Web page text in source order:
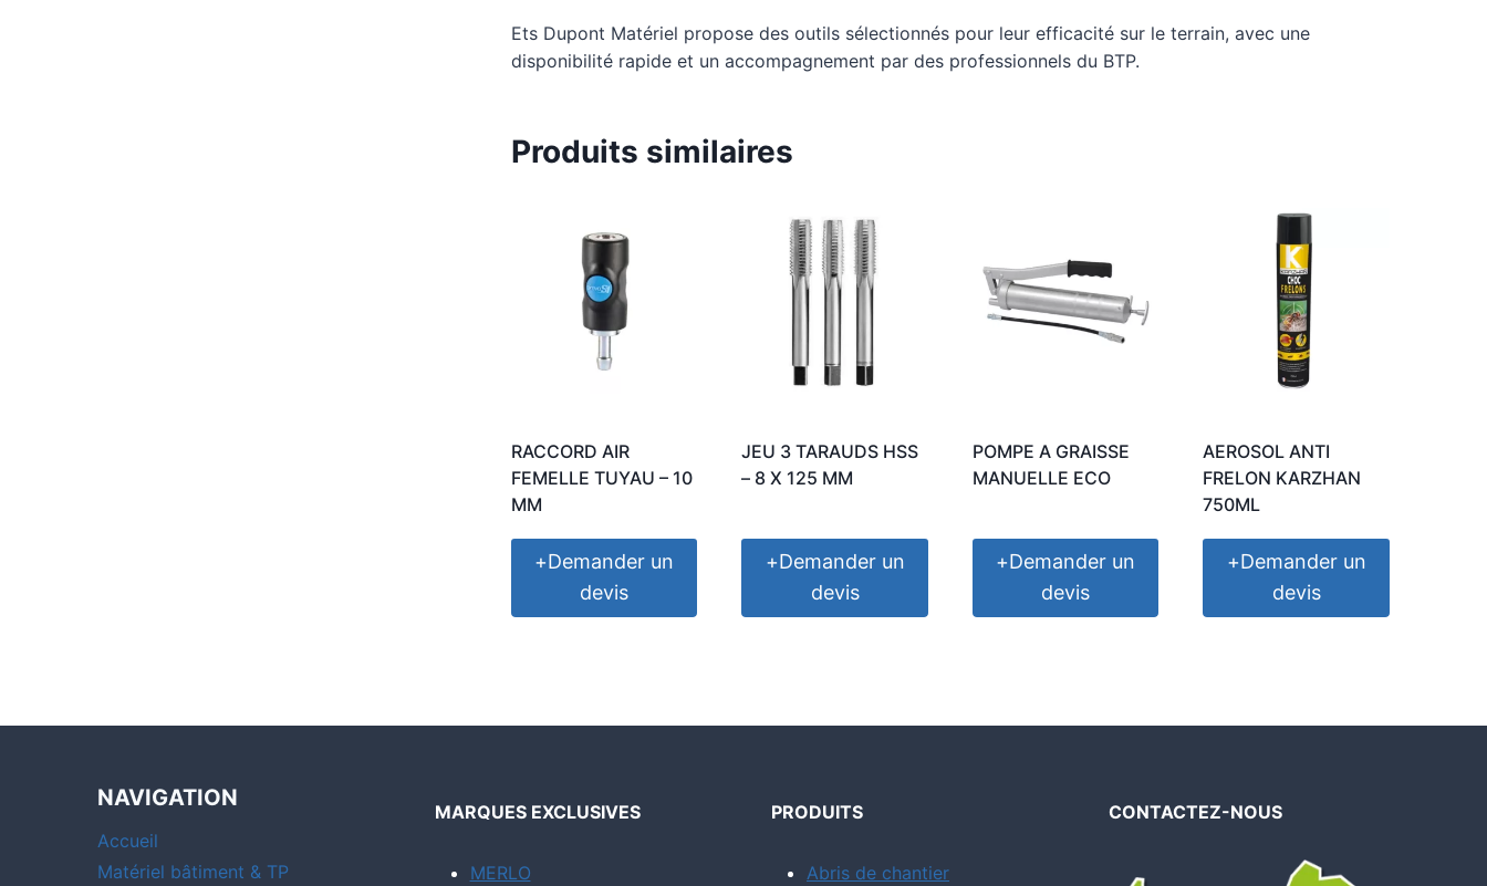
Ets Dupont Matériel propose des outils sélectionnés pour leur efficacité sur le terrain, avec une
disponibilité rapide et un accompagnement par des professionnels du BTP.
Produits similaires
RACCORD AIR
FEMELLE TUYAU – 10
MM
+Demander un
devis
JEU 3 TARAUDS HSS
– 8 X 125 MM
+Demander un
devis
POMPE A GRAISSE
MANUELLE ECO
+Demander un
devis
AEROSOL ANTI
FRELON KARZHAN
750ML
+Demander un
devis
NAVIGATION
Accueil
Matériel bâtiment & TP
MARQUES EXCLUSIVES
MERLO
PRODUITS
Abris de chantier
CONTACTEZ-NOUS